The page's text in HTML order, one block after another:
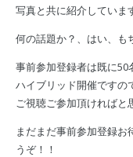
写真と共に紹介していま
何の話題か？、はい、も
事前参加登録者は既に50
ハイブリッド開催ですの
ご視聴ご参加頂ければと
まだまだ事前参加登録お
うぞ！！